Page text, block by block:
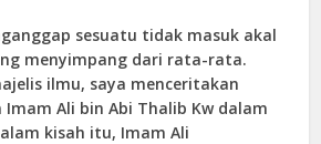
sesuatu tidak masuk akal
menyimpang dari rata-rata.
ilmu, saya menceritakan
Ali bin Abi Thalib Kw dalam
kisah itu, Imam Ali